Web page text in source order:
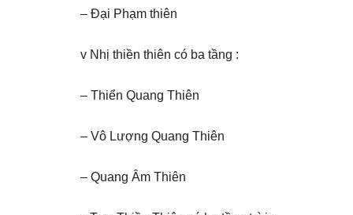
– Đại Phạm thiên
v Nhị thiền thiên có ba tầng :
– Thiển Quang Thiên
– Vô Lượng Quang Thiên
– Quang Âm Thiên